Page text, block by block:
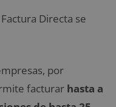
Directa se
por
facturar hasta a